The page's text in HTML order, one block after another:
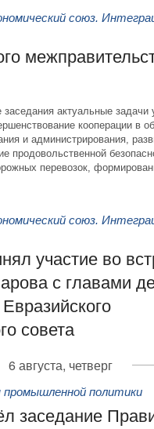
союз.
заседания актуальные задачи
кооперации в
и администрирования,
продовольственной
перевозок,
союз.
участие во
с главами
совета
6 августа, четверг
политики
заседание